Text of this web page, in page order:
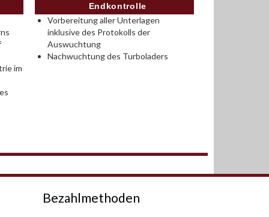
im
Endkontrolle
Vorbereitung aller Unterlagen
inklusive des Protokolls der
Auswuchtung
Nachwuchtung des Turboladers
Bezahlmethoden